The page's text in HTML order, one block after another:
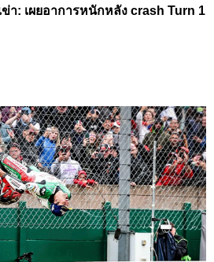
า: เผยอาการหนักหลัง crash Turn 1